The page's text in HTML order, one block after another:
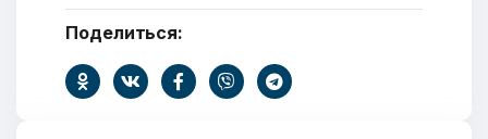
Ваше имя
Поделиться: